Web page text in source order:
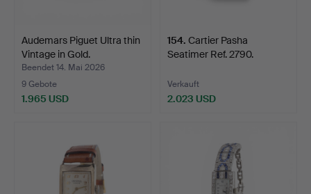
Audemars Piguet Ultra thin
Vintage in Gold.
Beendet 14. Mai 2026
9 Gebote
1.965 USD
154. Cartier Pasha
Seatimer Ref. 2790.
Verkauft
2.023 USD